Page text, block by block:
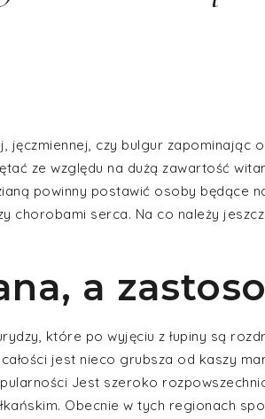
czy bulgur zapominając
ze względu na dużą zawartość
powinny postawić osoby będące
chorobami serca. Na co należy
a
które po wyjęciu z łupiny są
jest nieco grubsza od kaszy
Jest szeroko
Obecnie w tych regionach